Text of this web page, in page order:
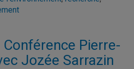
Pierre-
Jozée Sarrazin